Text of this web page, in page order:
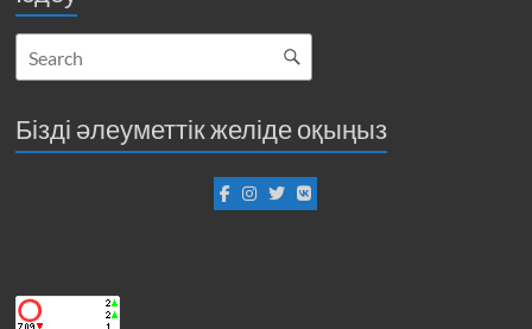
Бізді әлеуметтік желіде оқыңыз